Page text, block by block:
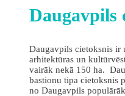
Daugavpils
Daugavpils cietoksnis ir
arhitektūras un
vairāk nekā 150 ha.
bastionu tipa cietoksnis
no Daugavpils